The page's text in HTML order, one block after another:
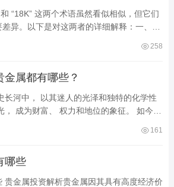
“18K” 这两个术语虽然看似相似，但它们
异。以下是对这两者的详细解释：一、
258
属都有哪些？
长河中， 以其迷人的光泽和独特的化学性
， 成为财富、 权力和地位的象征。 如今，
161
哪些
贵金属投资解析贵金属因其具有高度经济价